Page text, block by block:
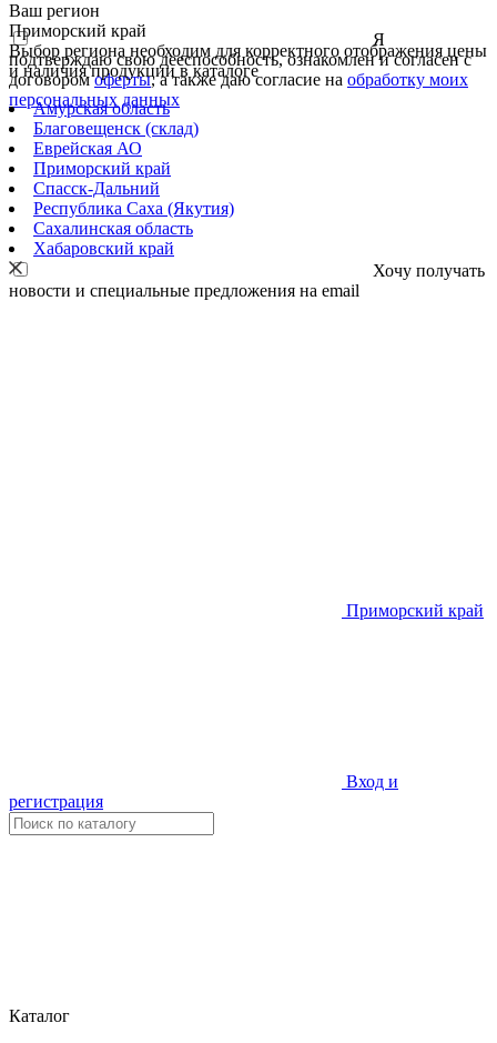
Я
подтверждаю свою дееспособность, ознакомлен и согласен с
договоромоферты, а также даю согласие на обработку моих
персональных данных
Хочу получать
новости и специальные предложения на email
Ваш регион
Приморский край
Выбор региона необходим для корректного отображения цены
и наличия продукции в каталоге
Амурская область
Благовещенск (склад)
Еврейская АО
Приморский край
Спасск-Дальний
Республика Саха (Якутия)
Сахалинская область
Хабаровский край
Приморский край
Вход и
регистрация
Каталог